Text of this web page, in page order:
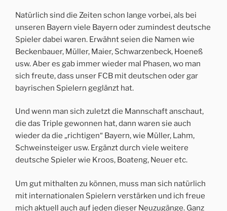
Natürlich sind die Zeiten schon lange vorbei, als bei
unseren Bayern viele Bayern oder zumindest deutsche
Spieler dabei waren. Erwähnt seien die Namen wie
Beckenbauer, Müller, Maier, Schwarzenbeck, Hoeneß
usw. Aber es gab immer wieder mal Phasen, wo man
sich freute, dass unser FCB mit deutschen oder gar
bayrischen Spielern geglänzt hat.
Und wenn man sich zuletzt die Mannschaft anschaut,
die das Triple gewonnen hat, dann waren sie auch
wieder da die „richtigen“ Bayern, wie Müller, Lahm,
Schweinsteiger usw. Ergänzt durch viele weitere
deutsche Spieler wie Kroos, Boateng, Neuer etc.
Um gut mithalten zu können, muss man sich natürlich
mit internationalen Spielern verstärken und ich freue
mich aktuell auch auf jeden dieser Neuzugänge. Ganz